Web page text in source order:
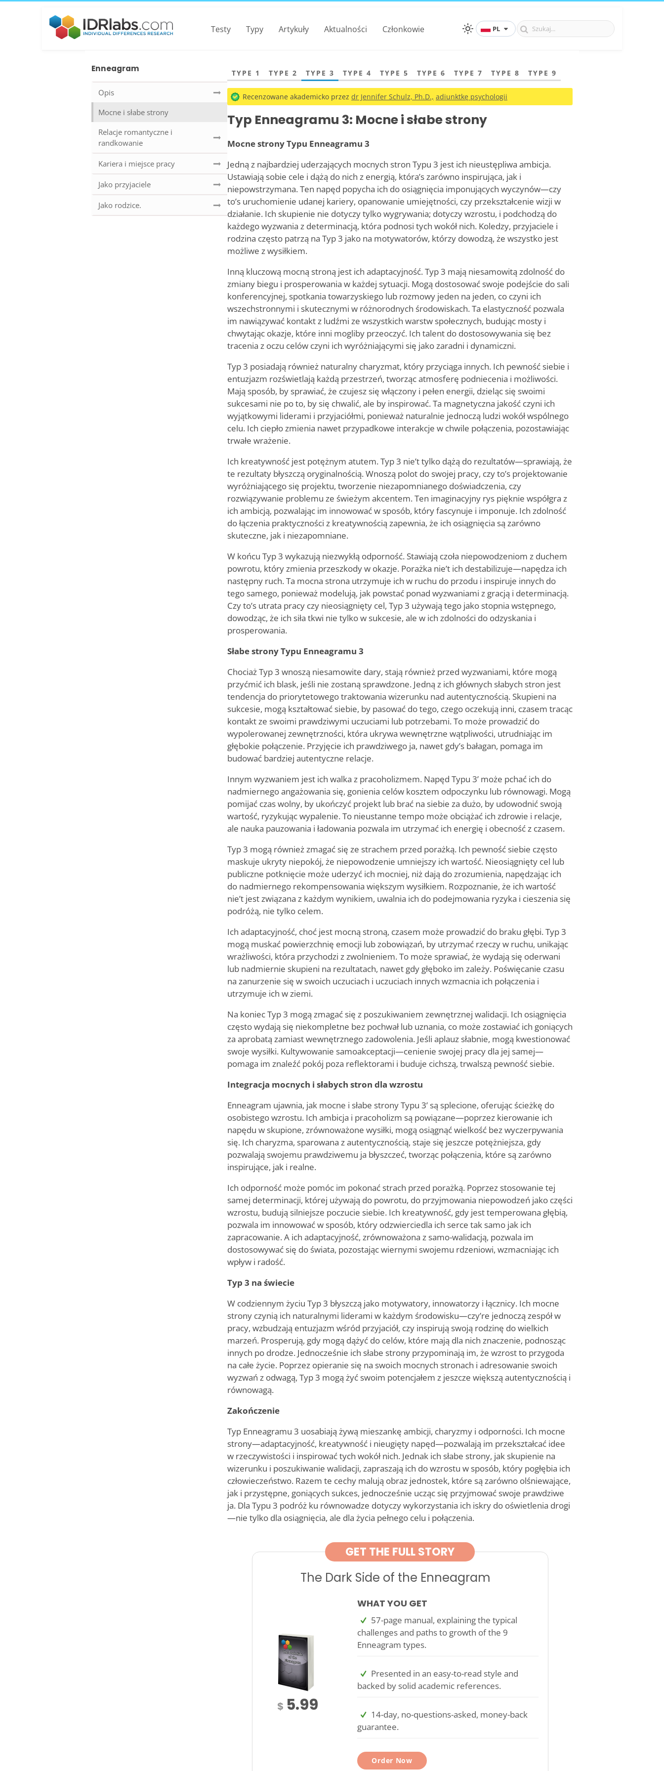
Testy Typy Artykuły Aktualności Członkowie PL
Enneagram
Opis
Mocne i słabe strony
Relacje romantyczne i
randkowanie
Kariera i miejsce pracy
Jako przyjaciele
Jako rodzice.
TYPE 1 TYPE 2 TYPE 3 TYPE 4 TYPE 5 TYPE 6 TYPE 7 TYPE 8 TYPE 9
Recenzowane akademicko przez dr Jennifer Schulz, Ph.D., adiunktkę psychologii
Typ Enneagramu 3: Mocne i słabe strony
Mocne strony Typu Enneagramu 3
Jedną z najbardziej uderzających mocnych stron Typu 3 jest ich nieustępliwa ambicja.
Ustawiają sobie cele i dążą do nich z energią, która’s zarówno inspirująca, jak i
niepowstrzymana. Ten napęd popycha ich do osiągnięcia imponujących wyczynów—czy
to’s uruchomienie udanej kariery, opanowanie umiejętności, czy przekształcenie wizji w
działanie. Ich skupienie nie dotyczy tylko wygrywania; dotyczy wzrostu, i podchodzą do
każdego wyzwania z determinacją, która podnosi tych wokół nich. Koledzy, przyjaciele i
rodzina często patrzą na Typ 3 jako na motywatorów, którzy dowodzą, że wszystko jest
możliwe z wysiłkiem.
Inną kluczową mocną stroną jest ich adaptacyjność. Typ 3 mają niesamowitą zdolność do
zmiany biegu i prosperowania w każdej sytuacji. Mogą dostosować swoje podejście do sali
konferencyjnej, spotkania towarzyskiego lub rozmowy jeden na jeden, co czyni ich
wszechstronnymi i skutecznymi w różnorodnych środowiskach. Ta elastyczność pozwala
im nawiązywać kontakt z ludźmi ze wszystkich warstw społecznych, budując mosty i
chwytając okazje, które inni mogliby przeoczyć. Ich talent do dostosowywania się bez
tracenia z oczu celów czyni ich wyróżniającymi się jako zaradni i dynamiczni.
Typ 3 posiadają również naturalny charyzmat, który przyciąga innych. Ich pewność siebie i
entuzjazm rozświetlają każdą przestrzeń, tworząc atmosferę podniecenia i możliwości.
Mają sposób, by sprawiać, że czujesz się włączony i pełen energii, dzieląc się swoimi
sukcesami nie po to, by się chwalić, ale by inspirować. Ta magnetyczna jakość czyni ich
wyjątkowymi liderami i przyjaciółmi, ponieważ naturalnie jednoczą ludzi wokół wspólnego
celu. Ich ciepło zmienia nawet przypadkowe interakcje w chwile połączenia, pozostawiając
trwałe wrażenie.
Ich kreatywność jest potężnym atutem. Typ 3 nie’t tylko dążą do rezultatów—sprawiają, że
te rezultaty błyszczą oryginalnością. Wnoszą polot do swojej pracy, czy to’s projektowanie
wyróżniającego się projektu, tworzenie niezapomnianego doświadczenia, czy
rozwiązywanie problemu ze świeżym akcentem. Ten imaginacyjny rys pięknie współgra z
ich ambicją, pozwalając im innowować w sposób, który fascynuje i imponuje. Ich zdolność
do łączenia praktyczności z kreatywnością zapewnia, że ich osiągnięcia są zarówno
skuteczne, jak i niezapomniane.
W końcu Typ 3 wykazują niezwykłą odporność. Stawiają czoła niepowodzeniom z duchem
powrotu, który zmienia przeszkody w okazje. Porażka nie’t ich destabilizuje—napędza ich
następny ruch. Ta mocna strona utrzymuje ich w ruchu do przodu i inspiruje innych do
tego samego, ponieważ modelują, jak powstać ponad wyzwaniami z gracją i determinacją.
Czy to’s utrata pracy czy nieosiągnięty cel, Typ 3 używają tego jako stopnia wstępnego,
dowodząc, że ich siła tkwi nie tylko w sukcesie, ale w ich zdolności do odzyskania i
prosperowania.
Słabe strony Typu Enneagramu 3
Chociaż Typ 3 wnoszą niesamowite dary, stają również przed wyzwaniami, które mogą
przyćmić ich blask, jeśli nie zostaną sprawdzone. Jedną z ich głównych słabych stron jest
tendencja do priorytetowego traktowania wizerunku nad autentycznością. Skupieni na
sukcesie, mogą kształtować siebie, by pasować do tego, czego oczekują inni, czasem tracąc
kontakt ze swoimi prawdziwymi uczuciami lub potrzebami. To może prowadzić do
wypolerowanej zewnętrzności, która ukrywa wewnętrzne wątpliwości, utrudniając im
głębokie połączenie. Przyjęcie ich prawdziwego ja, nawet gdy’s bałagan, pomaga im
budować bardziej autentyczne relacje.
Innym wyzwaniem jest ich walka z pracoholizmem. Napęd Typu 3’ może pchać ich do
nadmiernego angażowania się, gonienia celów kosztem odpoczynku lub równowagi. Mogą
pomijać czas wolny, by ukończyć projekt lub brać na siebie za dużo, by udowodnić swoją
wartość, ryzykując wypalenie. To nieustanne tempo może obciążać ich zdrowie i relacje,
ale nauka pauzowania i ładowania pozwala im utrzymać ich energię i obecność z czasem.
Typ 3 mogą również zmagać się ze strachem przed porażką. Ich pewność siebie często
maskuje ukryty niepokój, że niepowodzenie umniejszy ich wartość. Nieosiągnięty cel lub
publiczne potknięcie może uderzyć ich mocniej, niż dają do zrozumienia, napędzając ich
do nadmiernego rekompensowania większym wysiłkiem. Rozpoznanie, że ich wartość
nie’t jest związana z każdym wynikiem, uwalnia ich do podejmowania ryzyka i cieszenia się
podróżą, nie tylko celem.
Ich adaptacyjność, choć jest mocną stroną, czasem może prowadzić do braku głębi. Typ 3
mogą muskać powierzchnię emocji lub zobowiązań, by utrzymać rzeczy w ruchu, unikając
wrażliwości, która przychodzi z zwolnieniem. To może sprawiać, że wydają się oderwani
lub nadmiernie skupieni na rezultatach, nawet gdy głęboko im zależy. Poświęcanie czasu
na zanurzenie się w swoich uczuciach i uczuciach innych wzmacnia ich połączenia i
utrzymuje ich w ziemi.
Na koniec Typ 3 mogą zmagać się z poszukiwaniem zewnętrznej walidacji. Ich osiągnięcia
często wydają się niekompletne bez pochwał lub uznania, co może zostawiać ich goniących
za aprobatą zamiast wewnętrznego zadowolenia. Jeśli aplauz słabnie, mogą kwestionować
swoje wysiłki. Kultywowanie samoakceptacji—cenienie swojej pracy dla jej samej—
pomaga im znaleźć pokój poza reflektorami i buduje cichszą, trwalszą pewność siebie.
Integracja mocnych i słabych stron dla wzrostu
Enneagram ujawnia, jak mocne i słabe strony Typu 3’ są splecione, oferując ścieżkę do
osobistego wzrostu. Ich ambicja i pracoholizm są powiązane—poprzez kierowanie ich
napędu w skupione, zrównoważone wysiłki, mogą osiągnąć wielkość bez wyczerpywania
się. Ich charyzma, sparowana z autentycznością, staje się jeszcze potężniejsza, gdy
pozwalają swojemu prawdziwemu ja błyszczeć, tworząc połączenia, które są zarówno
inspirujące, jak i realne.
Ich odporność może pomóc im pokonać strach przed porażką. Poprzez stosowanie tej
samej determinacji, której używają do powrotu, do przyjmowania niepowodzeń jako części
wzrostu, budują silniejsze poczucie siebie. Ich kreatywność, gdy jest temperowana głębią,
pozwala im innowować w sposób, który odzwierciedla ich serce tak samo jak ich
zapracowanie. A ich adaptacyjność, zrównoważona z samo-walidacją, pozwala im
dostosowywać się do świata, pozostając wiernymi swojemu rdzeniowi, wzmacniając ich
wpływ i radość.
Typ 3 na świecie
W codziennym życiu Typ 3 błyszczą jako motywatory, innowatorzy i łącznicy. Ich mocne
strony czynią ich naturalnymi liderami w każdym środowisku—czy’re jednoczą zespół w
pracy, wzbudzają entuzjazm wśród przyjaciół, czy inspirują swoją rodzinę do wielkich
marzeń. Prosperują, gdy mogą dążyć do celów, które mają dla nich znaczenie, podnosząc
innych po drodze. Jednocześnie ich słabe strony przypominają im, że wzrost to przygoda
na całe życie. Poprzez opieranie się na swoich mocnych stronach i adresowanie swoich
wyzwań z odwagą, Typ 3 mogą żyć swoim potencjałem z jeszcze większą autentycznością i
równowagą.
Zakończenie
Typ Enneagramu 3 uosabiają żywą mieszankę ambicji, charyzmy i odporności. Ich mocne
strony—adaptacyjność, kreatywność i nieugięty napęd—pozwalają im przekształcać idee
w rzeczywistości i inspirować tych wokół nich. Jednak ich słabe strony, jak skupienie na
wizerunku i poszukiwanie walidacji, zapraszają ich do wzrostu w sposób, który pogłębia ich
człowieczeństwo. Razem te cechy malują obraz jednostek, które są zarówno olśniewające,
jak i przystępne, goniących sukces, jednocześnie ucząc się przyjmować swoje prawdziwe
ja. Dla Typu 3 podróż ku równowadze dotyczy wykorzystania ich iskry do oświetlenia drogi
—nie tylko dla osiągnięcia, ale dla życia pełnego celu i połączenia.
GET THE FULL STORY
The Dark Side of the Enneagram
$ 5.99
WHAT YOU GET
57-page manual, explaining the typical
challenges and paths to growth of the 9
Enneagram types.
Presented in an easy-to-read style and
backed by solid academic references.
14-day, no-questions-asked, money-back
guarantee.
Order Now